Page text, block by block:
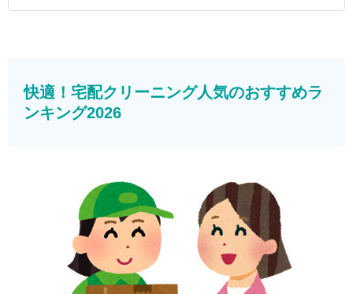
快適！宅配クリーニング人気のおすすめラ
ンキング2026